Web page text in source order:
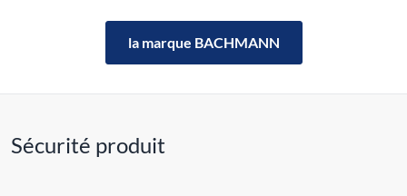
la marque BACHMANN
Sécurité produit